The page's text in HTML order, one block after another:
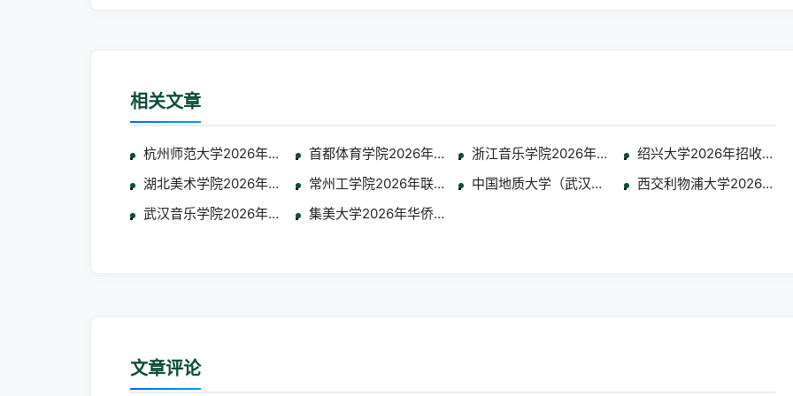
相关文章
杭州师范大学2026年联合招收华侨港澳台学生简章首都体育学院2026年通过全国联招考试招收华侨港澳台学生简章
湖北美术学院2026年面向华侨港澳台地区本科招生考试专业合格分数线及成绩查询公告
常州工学院2026年联合招收艺术类华侨港澳台学生简章
武汉音乐学院2026年招收华侨港澳台学生专业考试考生须知
集美大学2026年华侨港澳台艺术、体育类招生公告
浙江音乐学院2026年华侨港澳台本科招生专业考试合
绍兴大学2026年招收华侨
中国地质大学（武汉）2026年招收港澳台侨学生 艺术
西交利物浦大学2026年华
文章评论